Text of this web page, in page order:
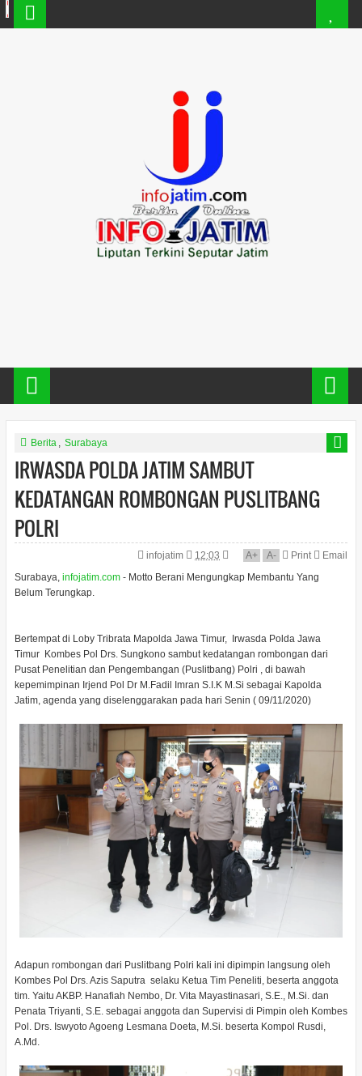
Berita , Surabaya
IRWASDA POLDA JATIM SAMBUT
KEDATANGAN ROMBONGAN PUSLITBANG
POLRI
infojatim 12:03 A+ A- Print
Email
Surabaya, infojatim.com- Motto Berani Mengungkap Membantu Yang
Belum Terungkap.
Bertempat di Loby Tribrata Mapolda Jawa Timur, Irwasda Polda Jawa
Timur Kombes Pol Drs. Sungkono sambut kedatangan rombongan dari
Pusat Penelitian dan Pengembangan (Puslitbang) Polri , di bawah
kepemimpinan Irjend Pol Dr M.Fadil Imran S.I.K M.Si sebagai Kapolda
Jatim, agenda yang diselenggarakan pada hari Senin ( 09/11/2020)
Adapun rombongan dari Puslitbang Polri kali ini dipimpin langsung oleh
Kombes Pol Drs. Azis Saputra selaku Ketua Tim Peneliti, beserta anggota
tim. Yaitu AKBP. Hanafiah Nembo, Dr. Vita Mayastinasari, S.E., M.Si. dan
Penata Triyanti, S.E. sebagai anggota dan Supervisi di Pimpin oleh Kombes
Pol. Drs. Iswyoto Agoeng Lesmana Doeta, M.Si. beserta Kompol Rusdi,
A.Md.